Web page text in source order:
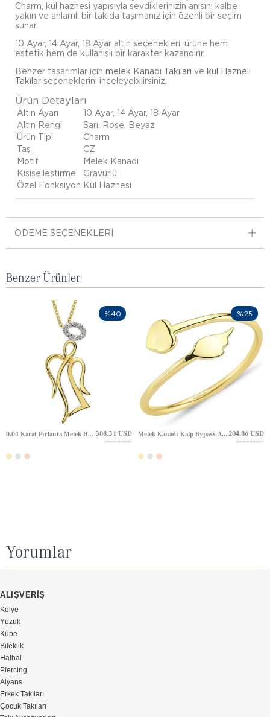
Charm, kül haznesi yapısıyla sevdiklerinizin anısını kalbe
yakın ve anlamlı bir takıda taşımanız için özenli bir seçim
sunar.
10 Ayar, 14 Ayar, 18 Ayar altın seçenekleri, ürüne hem
estetik hem de kullanışlı bir karakter kazandırır.
Benzer tasarımlar için melek Kanadı Takıları ve kül Hazneli
Takılar seçeneklerini inceleyebilirsiniz.
Ürün Detayları
Altın Ayarı
10 Ayar, 14 Ayar, 18 Ayar
Altın Rengi
Sarı, Rose, Beyaz
Ürün Tipi
Charm
Taş
CZ
Motif
Melek Kanadı
Kişiselleştirme
Gravürlü
Özel Fonksiyon Kül Haznesi
ÖDEME SEÇENEKLERI
Benzer Ürünler
0.04 Karat Pırlanta Melek Halo Altın Kolye 388.31 USD
647.18 USD
%40
Melek Kanadı Kalp Bypass Altın Yüzük 204.86 USD
273.15 USD
%25
Yorumlar
ALIŞVERİŞ
Kolye
Yüzük
Küpe
Bileklik
Halhal
Piercing
Alyans
Erkek Takıları
Çocuk Takıları